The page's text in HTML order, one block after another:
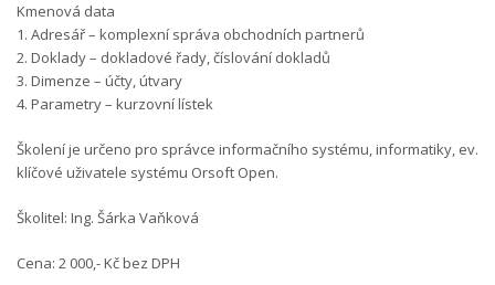
Kmenová data
1. Adresář – komplexní správa obchodních partnerů
2. Doklady – dokladové řady, číslování dokladů
3. Dimenze – účty, útvary
4. Parametry – kurzovní lístek
Školení je určeno pro správce informačního systému, informatiky, ev.
klíčové uživatele systému Orsoft Open.
Školitel: Ing. Šárka Vaňková
Cena: 2 000,- Kč bez DPH